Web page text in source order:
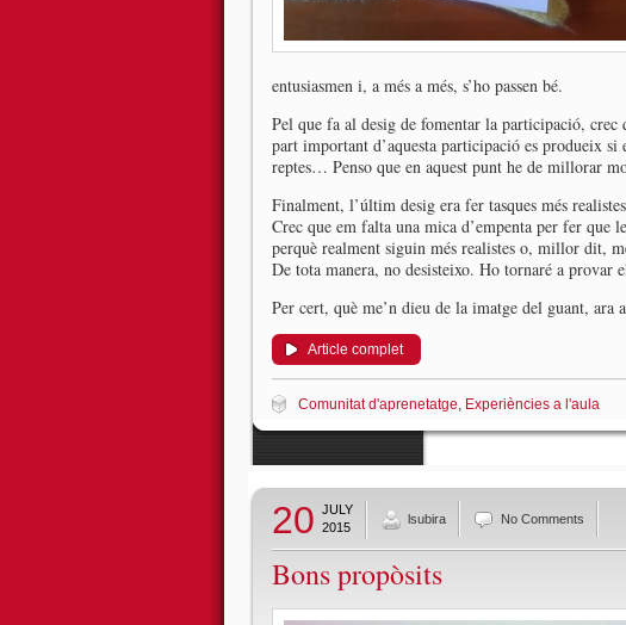
entusiasmen i, a més a més, s’ho passen bé.
Pel que fa al desig de fomentar la participació,
part important d’aquesta participació es produeix
reptes… Penso que en aquest punt he de millorar
Finalment, l’últim desig era fer tasques més
Crec que em falta una mica d’empenta per fer que
perquè realment siguin més realistes o, millor dit,
De tota manera, no desisteixo. Ho tornaré a provar
Per cert, què me’n dieu de la imatge del guant, ara
Article complet
Comunitat d'aprenetatge, Experiències a l'aula
20 JULY
2015
lsubira No Comments
Bons propòsits